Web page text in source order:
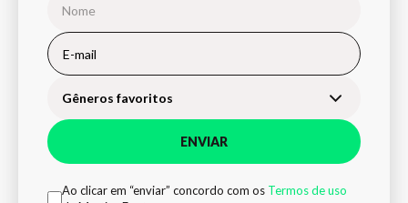
Gêneros favoritos
ENVIAR
Ao clicar em “enviar” concordo com os Termos de uso